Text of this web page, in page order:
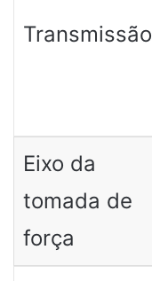
Transmissão
Eixo da
tomada de
força